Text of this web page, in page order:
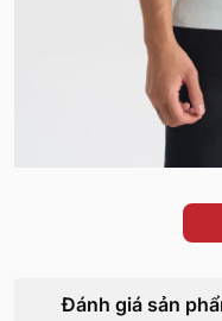
Đánh giá sản